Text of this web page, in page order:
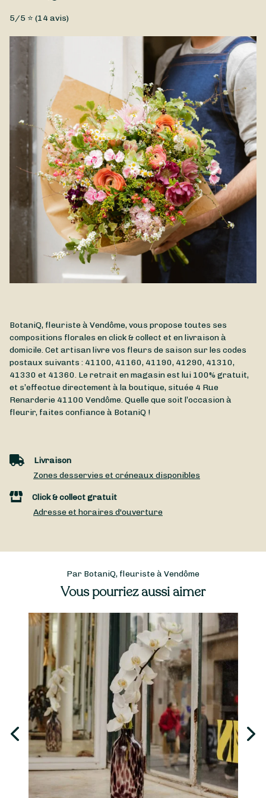
Type de fleurs
Fleurs fraîches, Petit prix
Un somptueux bouquet de fleurs de saison composé par
BotaniQ à offrir à votre amour à l'occasion de la Saint-
Valentin. Il constitue un cadeau idéal pour refléter fidèlement
l'intensité de vos sentiments et la puissance de votre amour.
BotaniQ pourra personnaliser le bouquet à votre convenance
en fonction de votre budget et de vos préférences, afin qu'il
soit unique. Ce bouquet peut être livré à Vendôme et à
proximité.
5/5 ⭐ (14 avis)
BotaniQ, fleuriste à Vendôme, vous propose toutes ses
compositions florales en click & collect et en livraison à
domicile. Cet artisan livre vos fleurs de saison sur les codes
postaux suivants : 41100, 41160, 41190, 41290, 41310,
41330 et 41360. Le retrait en magasin est lui 100% gratuit,
et s’effectue directement à la boutique, située 4 Rue
Renarderie 41100 Vendôme. Quelle que soit l’occasion à
fleurir, faites confiance à BotaniQ !
Livraison
Zones desservies et créneaux disponibles
Click & collect gratuit
Adresse et horaires d'ouverture
Par BotaniQ, fleuriste à Vendôme
Vous pourriez aussi aimer